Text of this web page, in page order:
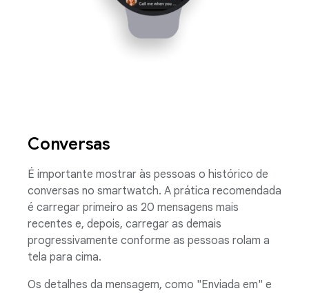
Conversas
É importante mostrar às pessoas o histórico de
conversas no smartwatch. A prática recomendada
é carregar primeiro as 20 mensagens mais
recentes e, depois, carregar as demais
progressivamente conforme as pessoas rolam a
tela para cima.
Os detalhes da mensagem, como "Enviada em" e